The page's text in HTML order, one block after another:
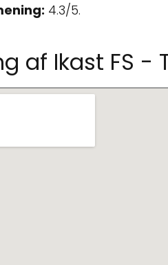
4.3/5.
af Ikast FS -